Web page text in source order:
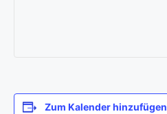
Zum Kalender hinzufügen